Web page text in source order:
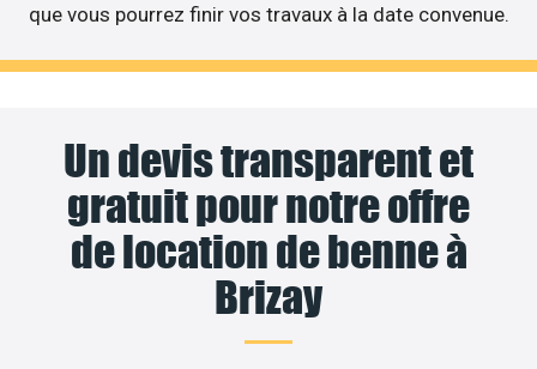
que vous pourrez finir vos travaux à la date convenue.
Un devis transparent et
gratuit pour notre offre
de location de benne à
Brizay